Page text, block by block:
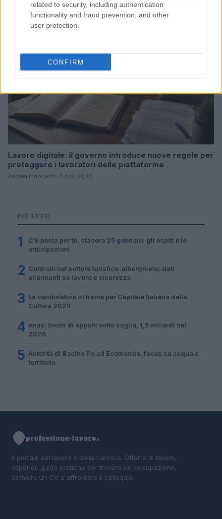
related to security, including authentication
functionality and fraud prevention, and other
user protection.
CONFIRM
BREAKING NEWS
Lavoro digitale: il governo introduce nuove regole per
proteggere i lavoratori delle piattaforme
Andrea Innocenti · 3 Ago 2026
PIÙ LETTI
1
C’è posta per te, stasera 25 gennaio: gli ospiti e le
anticipazioni
2 Controlli nel settore turistico-alberghiero: dati
allarmanti su lavoro e sicurezza
3 La candidatura di Irsina per Capitale Italiana della
Cultura 2029
4 Anac: boom di appalti sotto soglia, 1,5 miliardi nel
2026
5 Autorità di Bacino Po ad Ecomondo, focus su acqua e
territorio
Il portale del lavoro e della carriera. Offerte di lavoro,
stipendi, guide pratiche per trovare un'occupazione,
scrivere un CV e affrontare il colloquio.